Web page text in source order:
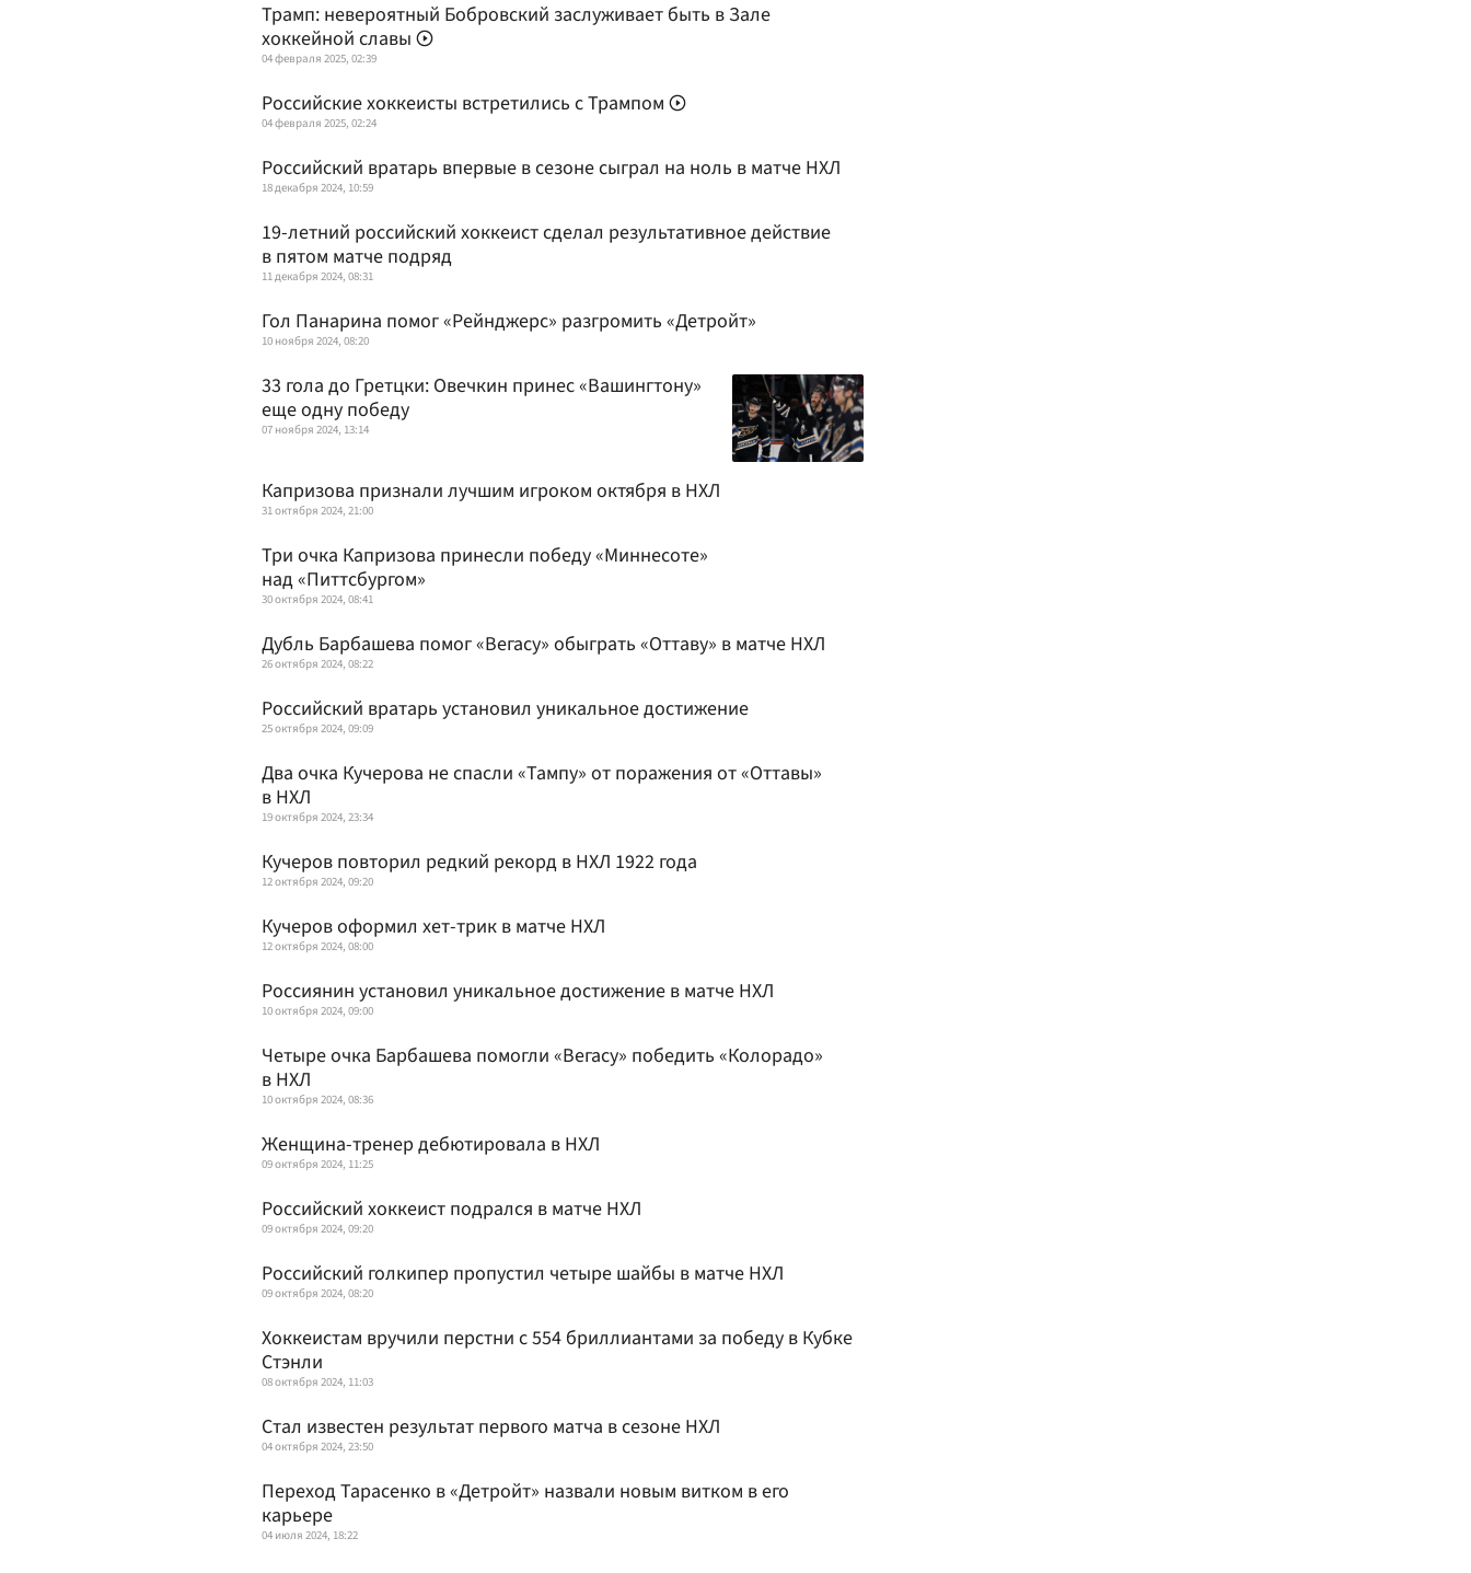
Трамп: невероятный Бобровский заслуживает быть в Зале
хоккейной славы
04 февраля 2025, 02:39
Российские хоккеисты встретились с Трампом
04 февраля 2025, 02:24
Российский вратарь впервые в сезоне сыграл на ноль в матче НХЛ
18 декабря 2024, 10:59
19-летний российский хоккеист сделал результативное действие
в пятом матче подряд
11 декабря 2024, 08:31
Гол Панарина помог «Рейнджерс» разгромить «Детройт»
10 ноября 2024, 08:20
33 гола до Гретцки: Овечкин принес «Вашингтону»
еще одну победу
07 ноября 2024, 13:14
Капризова признали лучшим игроком октября в НХЛ
31 октября 2024, 21:00
Три очка Капризова принесли победу «Миннесоте»
над «Питтсбургом»
30 октября 2024, 08:41
Дубль Барбашева помог «Вегасу» обыграть «Оттаву» в матче НХЛ
26 октября 2024, 08:22
Российский вратарь установил уникальное достижение
25 октября 2024, 09:09
Два очка Кучерова не спасли «Тампу» от поражения от «Оттавы»
в НХЛ
19 октября 2024, 23:34
Кучеров повторил редкий рекорд в НХЛ 1922 года
12 октября 2024, 09:20
Кучеров оформил хет-трик в матче НХЛ
12 октября 2024, 08:00
Россиянин установил уникальное достижение в матче НХЛ
10 октября 2024, 09:00
Четыре очка Барбашева помогли «Вегасу» победить «Колорадо»
в НХЛ
10 октября 2024, 08:36
Женщина-тренер дебютировала в НХЛ
09 октября 2024, 11:25
Российский хоккеист подрался в матче НХЛ
09 октября 2024, 09:20
Российский голкипер пропустил четыре шайбы в матче НХЛ
09 октября 2024, 08:20
Хоккеистам вручили перстни с 554 бриллиантами за победу в Кубке
Стэнли
08 октября 2024, 11:03
Стал известен результат первого матча в сезоне НХЛ
04 октября 2024, 23:50
Переход Тарасенко в «Детройт» назвали новым витком в его
карьере
04 июля 2024, 18:22